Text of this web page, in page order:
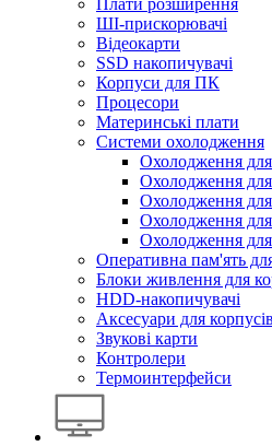
Плати розширення
ШІ-прискорювачі
Відеокарти
SSD накопичувачі
Корпуси для ПК
Процесори
Материнські плати
Системи охолодження
Охолодження
Охолодження для
Охолодження для
Охолодження для
Охолодження для
Оперативна пам'ять
Блоки живлення для
HDD-накопичувачі
Аксесуари для
Звукові карти
Контролери
Термоинтерфейси